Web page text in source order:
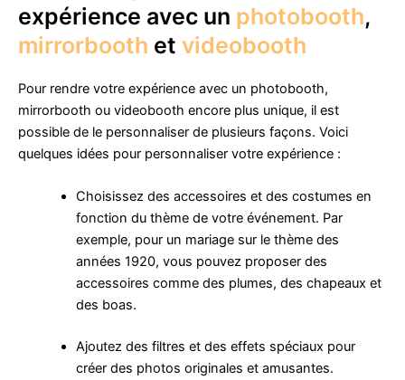
expérience avec un photobooth,
mirrorbooth et videobooth
Pour rendre votre expérience avec un photobooth,
mirrorbooth ou videobooth encore plus unique, il est
possible de le personnaliser de plusieurs façons. Voici
quelques idées pour personnaliser votre expérience :
Choisissez des accessoires et des costumes en
fonction du thème de votre événement. Par
exemple, pour un mariage sur le thème des
années 1920, vous pouvez proposer des
accessoires comme des plumes, des chapeaux et
des boas.
Ajoutez des filtres et des effets spéciaux pour
créer des photos originales et amusantes.